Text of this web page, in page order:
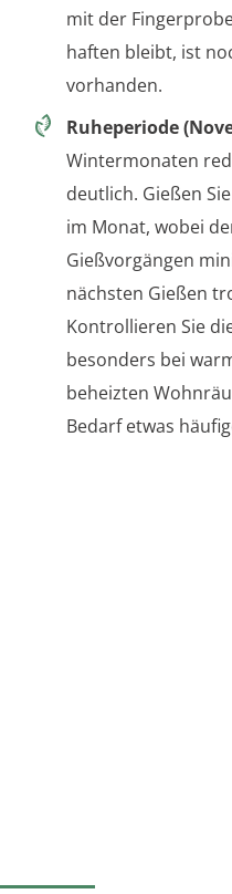
mit der
haften bleibt, ist
vorhanden.
Ruheperiode
Wintermonaten
deutlich. Gießen
im Monat, wobei
Gießvorgängen
nächsten Gießen
Kontrollieren Sie
besonders bei
beheizten
Bedarf etwas